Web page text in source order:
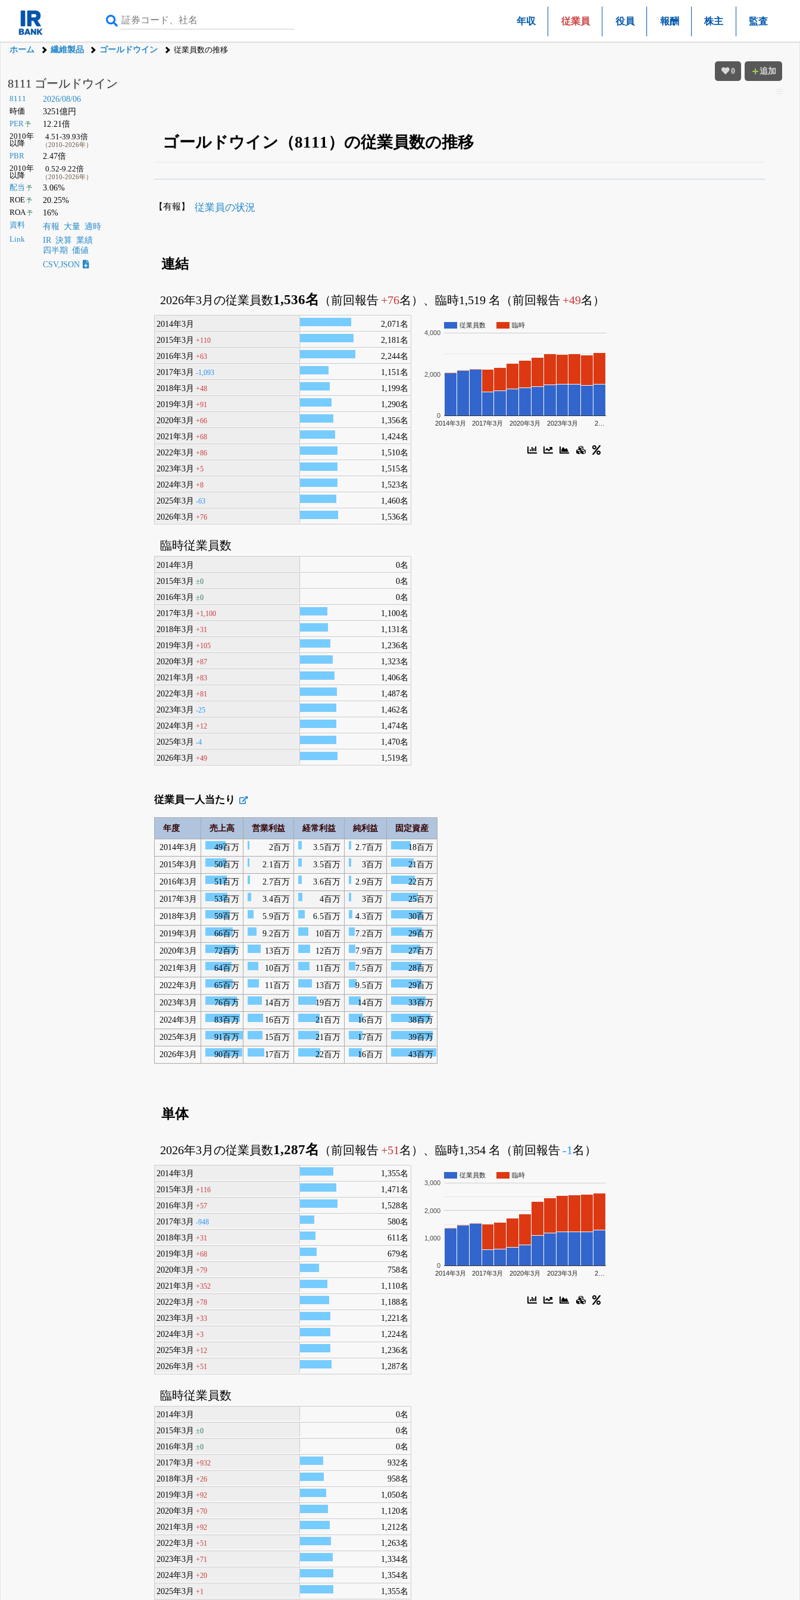
年収 従業員 役員 報酬 株主 監査
ホーム 繊維製品 ゴールドウイン 従業員数の推移
0 追加
8111 ゴールドウイン
8111 2026/08/06
時価 3251億円
PER予 12.21倍
2010年
以降
4.51-39.93倍
（2010-2026年）
PBR 2.47倍
2010年
以降
0.52-9.22倍
（2010-2026年）
配当 予 3.06%
ROE予 20.25%
ROA予 16%
資料 有報 大量 適時
Link IR 決算 業績
四半期
価値
CSV,JSON
ゴールドウイン（8111）の従業員数の推移
無料でβ版をはじめる
【有報】 従業員の状況
連結
2026年3月の従業員数1,536名 （前回報告 +76名）、臨時1,519 名（前回報告 +49名）
2014年3月
2,071名
2015年3月+110
2,181名
2016年3月+63
2,244名
2017年3月-1,093
1,151名
2018年3月+48
1,199名
2019年3月+91
1,290名
2020年3月+66
1,356名
2021年3月+68
1,424名
2022年3月+86
1,510名
2023年3月+5
1,515名
2024年3月+8
1,523名
2025年3月-63
1,460名
2026年3月+76 1,536名
臨時従業員数
2014年3月
0名
2015年3月±0
0名
2016年3月±0
0名
2017年3月+1,100
1,100名
2018年3月+31
1,131名
2019年3月+105
1,236名
2020年3月+87
1,323名
2021年3月+83
1,406名
2022年3月+81
1,487名
2023年3月-25
1,462名
2024年3月+12
1,474名
2025年3月-4
1,470名
2026年3月+49 1,519名
従業員数 臨時
2014年3月 2017年3月 2020年3月 2023年3月 2…
0
2,000
4,000
従業員一人当たり
年度 売上高 営業利益 経常利益 純利益 固定資産
2014年3月 49百万 2百万 3.5百万 2.7百万
18百万
2015年3月
50百万 2.1百万 3.5百万 3百万
21百万
2016年3月
51百万 2.7百万 3.6百万 2.9百万
22百万
2017年3月
53百万 3.4百万 4百万 3百万
25百万
2018年3月
59百万 5.9百万 6.5百万 4.3百万
30百万
2019年3月
66百万 9.2百万 10百万 7.2百万
29百万
2020年3月
72百万 13百万 12百万 7.9百万
27百万
2021年3月
64百万 10百万 11百万 7.5百万
28百万
2022年3月
65百万 11百万 13百万 9.5百万
29百万
2023年3月
76百万 14百万 19百万 14百万
33百万
2024年3月
83百万 16百万 21百万 16百万
38百万
2025年3月
91百万 15百万 21百万 17百万
39百万
2026年3月
90百万 17百万 22百万 16百万 43百万
単体
2026年3月の従業員数1,287名 （前回報告 +51名）、臨時1,354 名（前回報告-1名）
2014年3月
1,355名
2015年3月+116
1,471名
2016年3月+57
1,528名
2017年3月-948
580名
2018年3月+31
611名
2019年3月+68
679名
2020年3月+79
758名
2021年3月+352
1,110名
2022年3月+78
1,188名
2023年3月+33
1,221名
2024年3月+3
1,224名
2025年3月+12
1,236名
2026年3月+51 1,287名
臨時従業員数
2014年3月
0名
2015年3月±0
0名
2016年3月±0
0名
2017年3月+932
932名
2018年3月+26
958名
2019年3月+92
1,050名
2020年3月+70
1,120名
2021年3月+92
1,212名
2022年3月+51
1,263名
2023年3月+71
1,334名
2024年3月+20
1,354名
2025年3月+1
1,355名
従業員数 臨時
2014年3月 2017年3月 2020年3月 2023年3月 2…
0
1,000
2,000
3,000